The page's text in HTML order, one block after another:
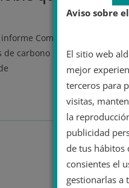
Combatir
de carbono
Aviso sobre
El sitio web
mejor
terceros para
visitas,
la
publicidad
de tus hábitos
consientes el
gestionarlas a